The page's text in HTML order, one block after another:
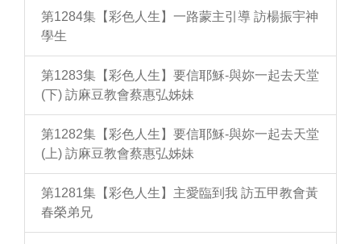
第1284集【彩色人生】一路蒙主引導 訪楊振宇神
學生
第1283集【彩色人生】要信耶穌-與妳一起去天堂
(下) 訪麻豆教會蔡惠弘姊妹
第1282集【彩色人生】要信耶穌-與妳一起去天堂
(上) 訪麻豆教會蔡惠弘姊妹
第1281集【彩色人生】主愛臨到我 訪五甲教會黃
春榮弟兄